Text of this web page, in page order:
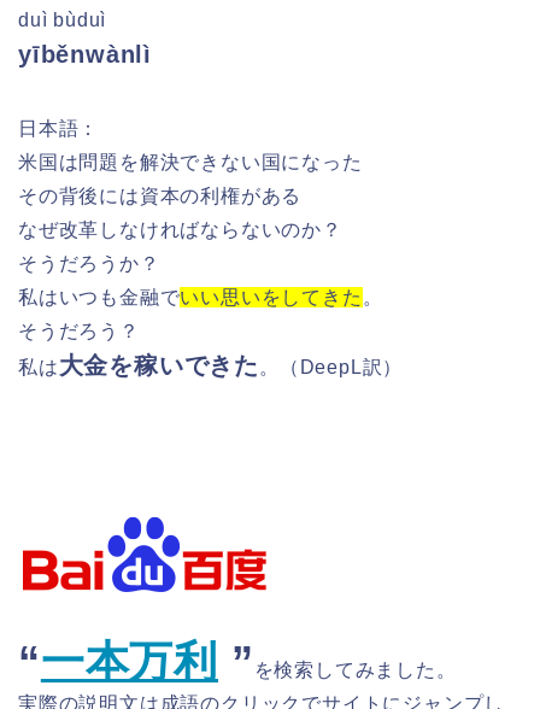
duì bùduì
yīběnwànlì
日本語：
米国は問題を解決できない国になった
その背後には資本の利権がある
なぜ改革しなければならないのか？
そうだろうか？
私はいつも金融でいい思いをしてきた 。
そうだろう？
私は大金を稼いできた 。（DeepL訳）
“一本万利 ” を検索してみました。
実際の説明文は成語のクリックでサイトにジャンプし